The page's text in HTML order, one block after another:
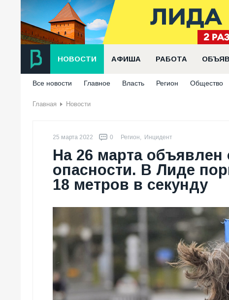
НОВОСТИ АФИША РАБОТА
Все новости Главное Власть Регион Общество
Главная Новости
25 марта 2022 0 Регион, Инцидент
На 26 марта
опасности. В Лиде
18 метров в секунду